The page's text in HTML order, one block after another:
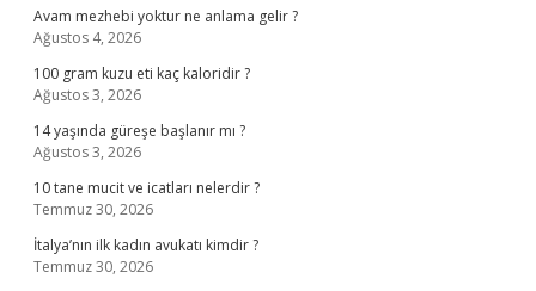
Avam mezhebi yoktur ne anlama gelir ?
Ağustos 4, 2026
100 gram kuzu eti kaç kaloridir ?
Ağustos 3, 2026
14 yaşında güreşe başlanır mı ?
Ağustos 3, 2026
10 tane mucit ve icatları nelerdir ?
Temmuz 30, 2026
İtalya’nın ilk kadın avukatı kimdir ?
Temmuz 30, 2026